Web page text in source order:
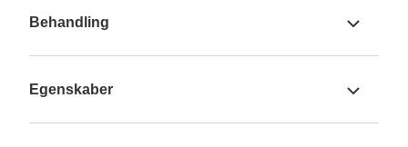
Behandling
Egenskaber